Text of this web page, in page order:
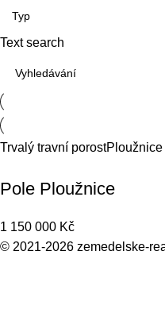
Text search
Trvalý travní porostPloužnice
Pole Ploužnice
1 150 000 Kč
© 2021-2026 zemedelske-